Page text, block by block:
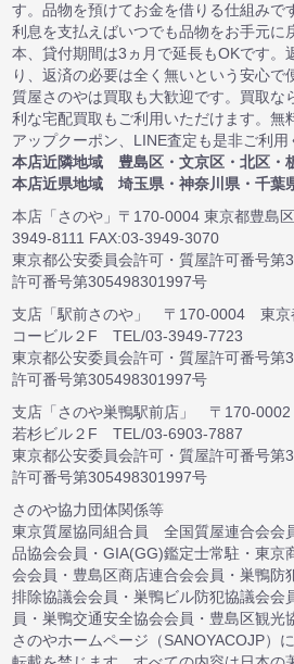
す。品物を預けてお金を借りる仕組みで
利息を支払えばいつでも品物をお手元に
本、貸付期間は3ヵ月で延長もOKです。
り、返済の必要は全く無いという安心で
質屋さのやは買取も大歓迎です。買取な
利な宅配買取もご利用いただけます。無
アップクーポン、LINE査定も是非ご利用
本店近隣地域 豊島区・文京区・北区・
本店近県地域 埼玉県・神奈川県・千葉
本店「さのや」〒170-0004 東京都豊島
3949-8111 FAX:03-3949-3070
東京都公安委員会許可・質屋許可番号
許可番号第305498301997号
支店「駅前さのや」 〒170-0004 東
コービル２F TEL/03-3949-7723
東京都公安委員会許可・質屋許可番号
許可番号第305498301997号
支店「さのや巣鴨駅前店」 〒170-
若杉ビル２F TEL/03-6903-7887
東京都公安委員会許可・質屋許可番号
許可番号第305498301997号
さのや協力団体関係等
東京質屋協同組合員 全国質屋連合会会
品協会会員・GIA(GG)鑑定士常駐・東京
会会員・豊島区商店連合会会員・巣鴨防
排除協議会会員・巣鴨ビル防犯協議会会
員・巣鴨交通安全協会会員・豊島区観光
さのやホームページ（SANOYACOJP）